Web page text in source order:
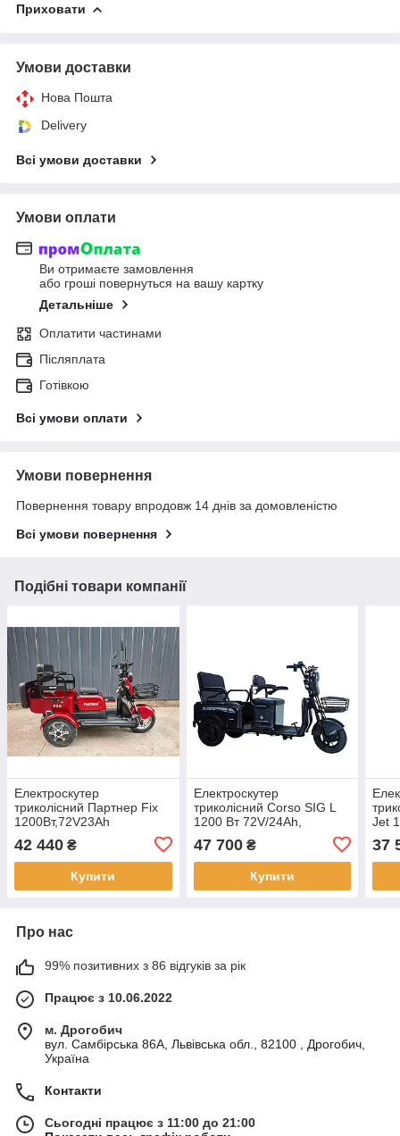
Приховати
Умови доставки
Нова Пошта
Delivery
Всі умови доставки
Умови оплати
Ви отримаєте замовлення
або гроші повернуться на вашу картку
Детальніше
Оплатити частинами
Післяплата
Готівкою
Всі умови оплати
Умови повернення
Повернення товару впродовж 14 днів за домовленістю
Всі умови повернення
Подібні товари компанії
Електроскутер
триколісний Партнер Fix
1200Вт,72V23Ah
42 440 ₴
Купити
Електроскутер
триколісний Corso SIG L
1200 Вт 72V/24Ah,
47 700₴
Купити
Jet
37
Про нас
99% позитивних з 86 відгуків за рік
Працює з 10.06.2022
м. Дрогобич
вул. Самбірська 86А, Львівська обл., 82100 , Дрогобич,
Україна
Контакти
Сьогодні працює з 11:00 до 21:00